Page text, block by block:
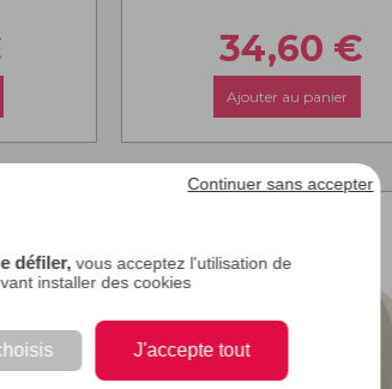
défiler, vous acceptez l'utilisation de
installer des cookies
J'accepte tout
Continuer sans accepter
34,60 €
Ajouter au panier